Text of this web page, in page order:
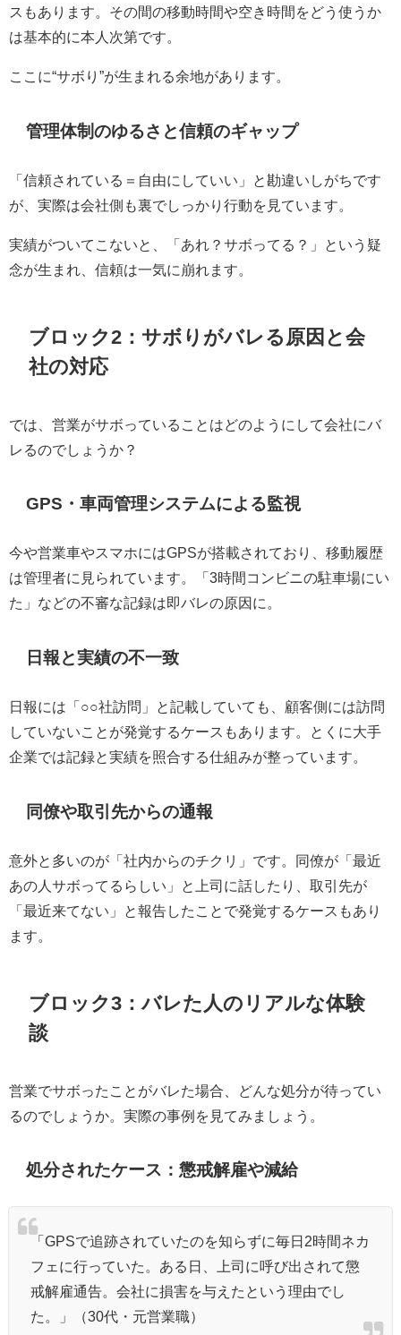
スもあります。その間の移動時間や空き時間をどう使うか
は基本的に本人次第です。
ここに“サボり”が生まれる余地があります。
管理体制のゆるさと信頼のギャップ
「信頼されている＝自由にしていい」と勘違いしがちです
が、実際は会社側も裏でしっかり行動を見ています。
実績がついてこないと、「あれ？サボってる？」という疑
念が生まれ、信頼は一気に崩れます。
ブロック2：サボりがバレる原因と会
社の対応
では、営業がサボっていることはどのようにして会社にバ
レるのでしょうか？
GPS・車両管理システムによる監視
今や営業車やスマホにはGPSが搭載されており、移動履歴
は管理者に見られています。「3時間コンビニの駐車場にい
た」などの不審な記録は即バレの原因に。
日報と実績の不一致
日報には「○○社訪問」と記載していても、顧客側には訪問
していないことが発覚するケースもあります。とくに大手
企業では記録と実績を照合する仕組みが整っています。
同僚や取引先からの通報
意外と多いのが「社内からのチクリ」です。同僚が「最近
あの人サボってるらしい」と上司に話したり、取引先が
「最近来てない」と報告したことで発覚するケースもあり
ます。
ブロック3：バレた人のリアルな体験
談
営業でサボったことがバレた場合、どんな処分が待ってい
るのでしょうか。実際の事例を見てみましょう。
処分されたケース：懲戒解雇や減給
「GPSで追跡されていたのを知らずに毎日2時間ネカ
フェに行っていた。ある日、上司に呼び出されて懲
戒解雇通告。会社に損害を与えたという理由でし
た。」（30代・元営業職）